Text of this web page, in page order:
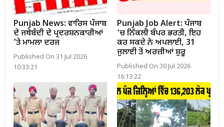
Punjab News: ਵਾਰਿਸ ਪੰਜਾਬ
ਦੇ ਜਥੇਬੰਦੀ ਦੇ ਪ੍ਰਦਰਸ਼ਨਕਾਰੀਆਂ
’ਤੇ ਮਾਮਲਾ ਦਰਜ
Published On 31 Jul 2026
10:33:21
Punjab Job Alert: ਪੰਜਾਬ
'ਚ ਨਿੱਕਲੀ ਬੰਪਰ ਭਰਤੀ, ਇਹ
ਕਰ ਸਕਦੇ ਨੇ ਅਪਲਾਈ, 31
ਜੁਲਾਈ ਤੋਂ ਅਰਜ਼ੀਆਂ ਸ਼ੁਰੂ
Published On 30 Jul 2026
16:13:22